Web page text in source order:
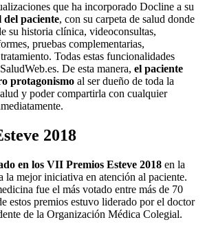
que ha incorporado Docline a su
del paciente, con su carpeta de salud donde
su historia clínica, videoconsultas,
pruebas complementarias,
Todas estas funcionalidades
De esta manera, el paciente
protagonismo al ser dueño de toda la
y poder compartirla con cualquier
2018
en los VII Premios Esteve 2018 en la
la mejor iniciativa en atención al paciente.
fue el más votado entre más de 70
estos premios estuvo liderado por el doctor
de la Organización Médica Colegial.